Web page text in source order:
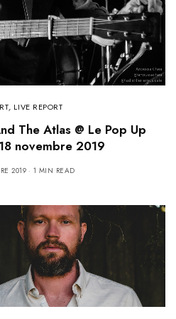
, LIVE REPORT
The Atlas @ Le Pop Up
novembre 2019
2019 1 MIN READ